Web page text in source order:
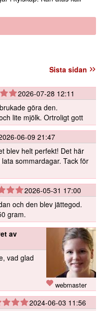
Sista sidan
2026-07-28 12:11
göra den.
lite mjölk. Ortroligt gott
06-09 21:47
blev helt perfekt! Det här
sommardagar. Tack för
2026-05-31 17:00
och den blev jättegod.
gram.
webmaster
av
vad glad
2024-06-03 11:56